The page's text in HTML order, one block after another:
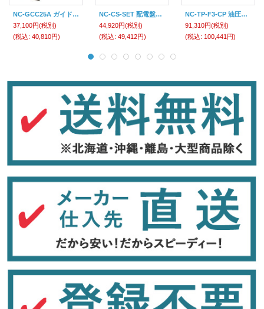
NC-GCC25A ガイドパンチ横切り刃物 西田製作所 【送料無料】【激安】【破格値】【セール】
37,100円(税別)
(税込: 40,810円)
NC-CS-SET 配電盤用チャッカーセット 西田製作所 【送料無料】【激安】【セール】
44,920円(税別)
(税込: 49,412円)
NC-TP-F3-CP 油圧式フリーパンチ 西田製作所 【送料無料】 【激安】【破格値】【セール】
91,310円(税別)
(税込: 100,441円)